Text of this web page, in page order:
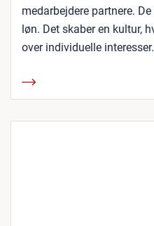
medarbejdere partnere.
løn. Det skaber en kultur,
over individuelle interesser.